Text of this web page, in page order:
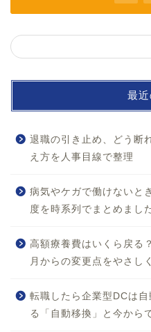
最
退職の引き止め、どう断
え方を人事目線で整理
病気やケガで働けないと
度を時系列でまとめまし
高額療養費はいくら戻る
月からの変更点をやさし
転職したら企業型DCは
る「自動移換」と今から